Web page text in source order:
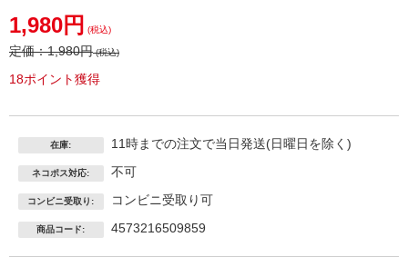
1,980円 (税込)
定価：1,980円(税込)
18ポイント獲得
在庫: 11時までの注文で当日発送(日曜日を除く)
ネコポス対応: 不可
コンビニ受取り: コンビニ受取り可
商品コード: 4573216509859